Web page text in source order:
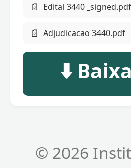
📄 Edital 3440 _signed.pdf
📄 Adjudicacao 3440.pdf
⬇️
© 2026